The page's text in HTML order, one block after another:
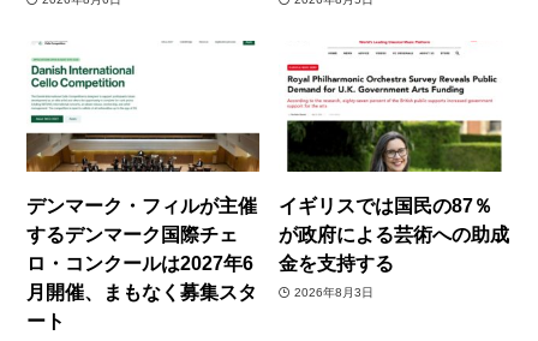
デンマーク・フィルが主催
するデンマーク国際チェ
ロ・コンクールは2027年6
月開催、まもなく募集スタ
ート
イギリスでは国民の87％
が政府による芸術への助成
金を支持する
2026年8月3日